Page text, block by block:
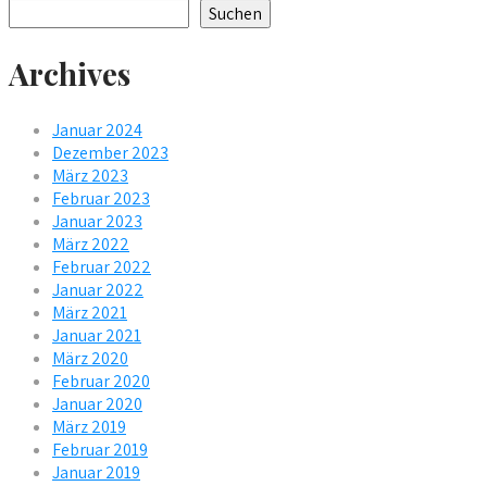
Suchen
Archives
Januar 2024
Dezember 2023
März 2023
Februar 2023
Januar 2023
März 2022
Februar 2022
Januar 2022
März 2021
Januar 2021
März 2020
Februar 2020
Januar 2020
März 2019
Februar 2019
Januar 2019